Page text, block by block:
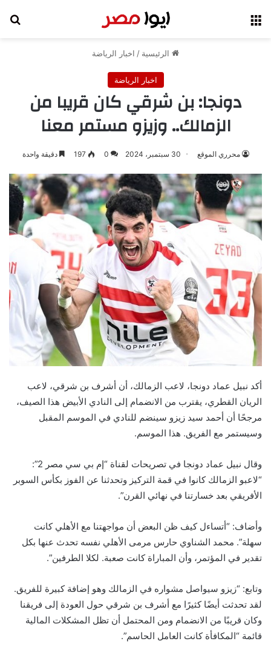
الرئيسية / اخبار الرياضة
اخبار الرياضة
دونجا: بن شرقي كان قريبا من
الزمالك.. وزيزو مستمر معنا
محرري الموقع 30 سبتمبر، 2024 0
197 دقيقة واحدة
أكد نبيل عماد دونجا، لاعب الزمالك، أن أشرف بن شرقي، لاعب
الريان القطري، يقترب من الانضمام إلى النادي الأبيض هذا الصيف،
مرجحًا أن أحمد سيد زيزو سينضم للنادي في الموسم المقبل
وسيستمر مع الفريق. هذا الموسم.
وقال نبيل عماد دونجا في تصريحات لقناة “إم بي سي مصر 2”:
“لاعبو الزمالك كانوا في قمة التركيز وتحدثنا عن الفوز بكأس السوبر
الأفريقي بعد خسارتنا في نهائي القرن”.
وأضاف: “أتساءل كيف ظن البعض أن مواجهتنا مع الأهلي كانت
سهلة”. محمد الشناوي حارس مرمى الأهلي نفسه تحدث عنها بكل
تقدير في المؤتمر، وأن المباراة كانت صعبة. لكلا الطرفين”.
وتابع: “زيزو سيواصل مشواره في الزمالك وهو إضافة كبيرة للفريق.
لقد تحدثت أيضًا كثيرًا مع أشرف بن شرقي حول العودة إلى فريقنا
وكان قريبًا من الانضمام ومن المحتمل أن تظل المشكلات المالية
قائمة “المكافأة كانت العامل الحاسم”.